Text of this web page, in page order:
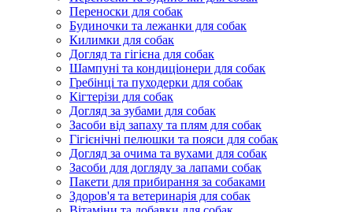
Переноски для собак
Будиночки та лежанки для собак
Килимки для собак
Догляд та гігієна для собак
Шампуні та кондиціонери для собак
Гребінці та пуходерки для собак
Кігтерізи для собак
Догляд за зубами для собак
Засоби від запаху та плям для собак
Гігієнічні пелюшки та пояси для собак
Догляд за очима та вухами для собак
Засоби для догляду за лапами собак
Пакети для прибирання за собаками
Здоров'я та ветеринарія для собак